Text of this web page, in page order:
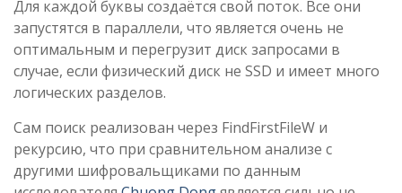
Для каждой буквы создаётся свой поток. Все они
запустятся в параллели, что является очень не
оптимальным и перегрузит диск запросами в
случае, если физический диск не SSD и имеет много
логических разделов.
Сам поиск реализован через FindFirstFileW и
рекурсию, что при сравнительном анализе с
другими шифровальщиками по данным